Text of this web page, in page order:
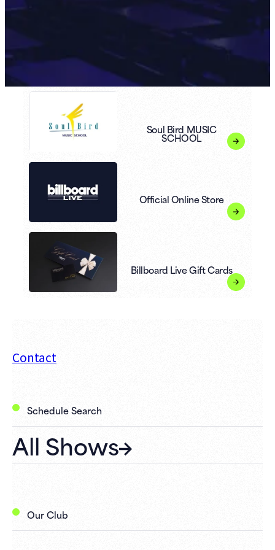
Soul Bird MUSIC
SCHOOL
Official Online Store
Billboard Live Gift Cards
Contact
Schedule Search
All Shows
Our Club